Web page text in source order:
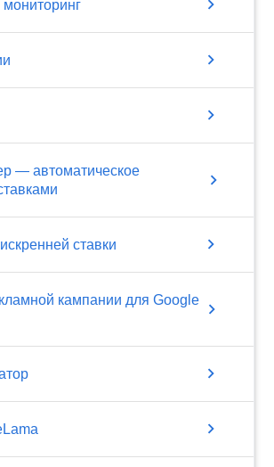
мониторинг chevron_right
chevron_right
chevron_right
— автоматическое
chevron_right
ставки chevron_right
кампании для Google
chevron_right
chevron_right
chevron_right